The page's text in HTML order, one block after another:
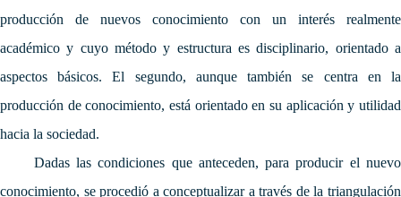
producción de nuevos conocimiento con un interés realmente
académico y cuyo método y estructura es disciplinario, orientado a
aspectos básicos. El segundo, aunque también se centra en la
producción de conocimiento, está orientado en su aplicación y utilidad
hacia la sociedad.
Dadas las condiciones que anteceden, para producir el nuevo
conocimiento, se procedió a conceptualizar a través de la triangulación